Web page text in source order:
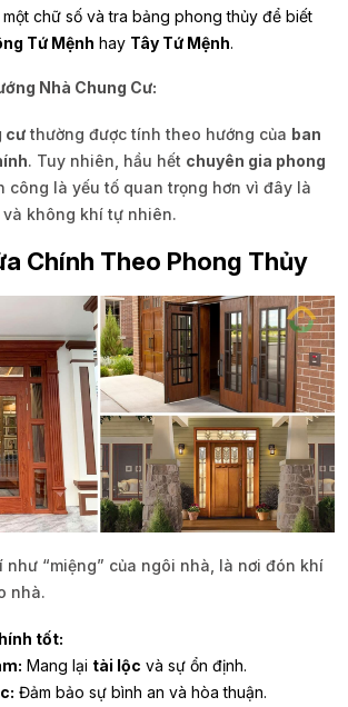
một chữ số và tra bảng phong thủy để biết
Tứ Mệnh hay Tây Tứ Mệnh.
Nhà Chung Cư:
cư thường được tính theo hướng của ban
. Tuy nhiên, hầu hết chuyên gia phong
công là yếu tố quan trọng hơn vì đây là
không khí tự nhiên.
Chính Theo Phong Thủy
như “miệng” của ngôi nhà, là nơi đón khí
nhà.
tốt:
Mang lại tài lộc và sự ổn định.
Đảm bảo sự bình an và hòa thuận.